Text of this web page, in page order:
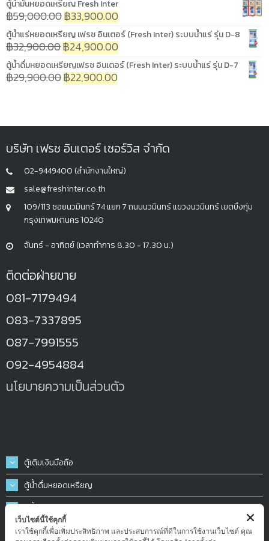
ตู้น้ำมันหยอดเหรียญ Fresh Inter
฿59,000.00฿33,900.00
ตู้น้ำแร่หยอดเหรียญ เฟรช อินเตอร์ (Fresh Inter) ระบบน้ำแร่ รุ่น D-8
฿32,900.00฿24,900.00
ตู้น้ำดื่มหยอดเหรียญเฟรช อินเตอร์ (Fresh Inter) ระบบน้ำแร่ รุ่น D-7
฿29,900.00฿22,900.00
บริษัท เฟรช อินเตอร์ เซอร์วิส จำกัด
02-9449400 (สำนักงานใหญ่)
sale@freshinter.co.th
109/113 ซอยนวมินทร์ 74 แยก 7 ถนนนวมินทร์ แขวงนวมินทร์ เขตบึงกุ่ม
กรุงเทพมหานคร 10240
จันทร์ - อาทิตย์ (เวลาทำการ 8.30 - 17.30 น.)
ติดต่อฝ่ายขาย
081-7179494
083-7337895
087-7991555
092-4954884
นโยบายความเป็นส่วนตัว
ตู้เติมเงินมือถือ
ตู้น้ำดื่มหยอดเหรียญ
ตู้น้ำมันหยอดเหรียญ
ตู้ฉีดน้ำ-ฉีดโฟมล้างรถหยอดเหรียญ
เว็บไซต์นี้ใช้คุกกี้
เราใช้คุกกี้เพื่อเพิ่มประสิทธิภาพ และประสบการณ์ที่ดีในการใช้งานเว็บไซต์ คุณ